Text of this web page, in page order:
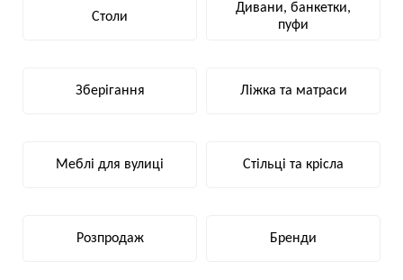
Столи
Дивани, банкетки,
пуфи
Зберігання Ліжка та матраси
Меблі для вулиці Стільці та крісла
Розпродаж Бренди